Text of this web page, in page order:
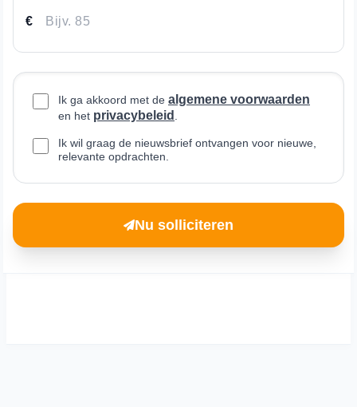
€
Ik ga akkoord met de algemene voorwaarden
en het privacybeleid
Ik wil graag de nieuwsbrief ontvangen voor nieuwe,
relevante opdrachten.
Nu solliciteren